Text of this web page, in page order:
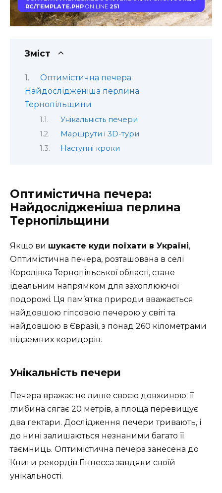
RC/TEMPLATE.PHPON LINE 251
Зміст
Оптимістична печера:
Найдослідженіша перлина
Тернопільщини
Унікальність печери
Маршрути і 3D-тури
Наступні кроки
Оптимістична печера:
Найдослідженіша перлина
Тернопільщини
Якщо ви шукаєте куди поїхати в Україні,
Оптимістична печера, розташована в селі
Королівка Тернопільської області, стане
ідеальним напрямком для захоплюючої
подорожі. Ця пам’ятка природи вважається
найдовшою гіпсовою печерою у світі та
найдовшою в Євразії, з понад 260 кілометрами
підземних коридорів.
Унікальність печери
Печера вражає не лише своєю довжиною: її
глибина сягає 20 метрів, а площа перевищує
два гектари. Дослідження печери тривають, і
до нині залишаються незнаними багато її
таємниць. Оптимістична печера занесена до
Книги рекордів Гіннесса завдяки своїй
унікальності.